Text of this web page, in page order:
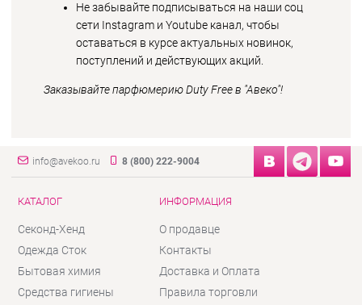
Не забывайте подписываться на наши соц
сети Instagram и Youtube канал, чтобы
оставаться в курсе актуальных новинок,
поступлений и действующих акций.
Заказывайте парфюмерию Duty Free в "Авеко"!
info@avekoo.ru 8 (800) 222-9004
КАТАЛОГ
Секонд-Хенд
Одежда Сток
Бытовая химия
Средства гигиены
ИНФОРМАЦИЯ
О продавце
Контакты
Доставка и Оплата
Правила торговли